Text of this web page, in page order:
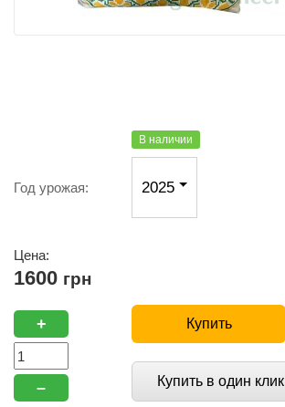
В наличии
Год урожая: 2025
Цена:
1600 грн
+
–
Купить
Купить в один клик